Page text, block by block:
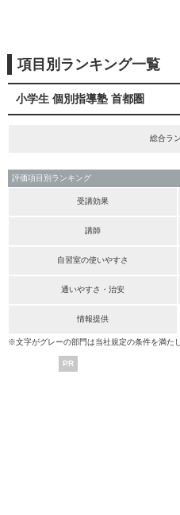
項目別ランキング一覧
小学生 個別指導塾 首都圏
総合ラ
評価項目別ランキング
受講効果
講師
自習室の使いやすさ
通いやすさ・治安
情報提供
※文字がグレーの部門は当社規定の条件を満た
PR